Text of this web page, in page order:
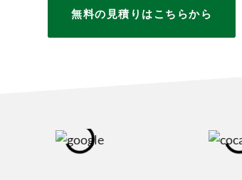
無料の見積りはこちらから